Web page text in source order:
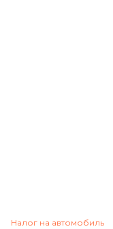
Налог на автомобиль